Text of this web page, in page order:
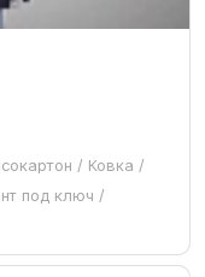
/ Ковка /
под ключ /